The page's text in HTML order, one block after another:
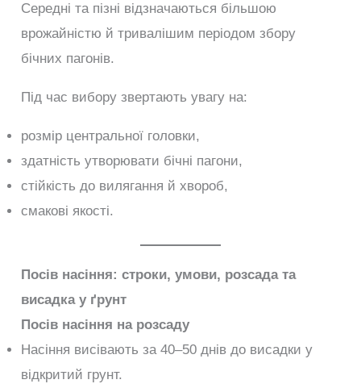
Середні та пізні відзначаються більшою
врожайністю й тривалішим періодом збору
бічних пагонів.
Під час вибору звертають увагу на:
розмір центральної головки,
здатність утворювати бічні пагони,
стійкість до вилягання й хвороб,
смакові якості.
Посів насіння: строки, умови, розсада та
висадка у ґрунт
Посів насіння на розсаду
Насіння висівають за 40–50 днів до висадки у
відкритий грунт.